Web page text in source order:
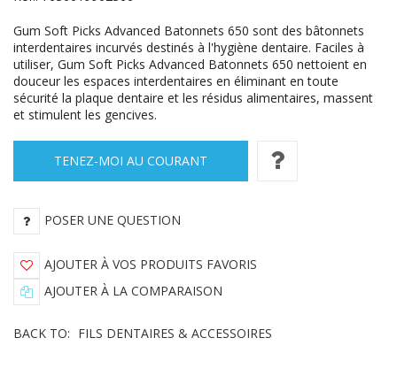
Gum Soft Picks Advanced Batonnets 650 sont des bâtonnets
interdentaires incurvés destinés à l'hygiène dentaire. Faciles à
utiliser, Gum Soft Picks Advanced Batonnets 650 nettoient en
douceur les espaces interdentaires en éliminant en toute
sécurité la plaque dentaire et les résidus alimentaires, massent
et stimulent les gencives.
TENEZ-MOI AU COURANT
POSER UNE QUESTION
AJOUTER À VOS PRODUITS FAVORIS
AJOUTER À LA COMPARAISON
BACK TO: FILS DENTAIRES & ACCESSOIRES